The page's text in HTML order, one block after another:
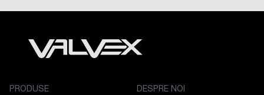
PRODUSE DESPRE NOI